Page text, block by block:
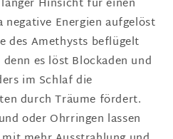
Hinsicht für einen
Energien aufgelöst
des Amethysts beflügelt
es löst Blockaden und
im Schlaf die
durch Träume fördert.
oder Ohrringen lassen